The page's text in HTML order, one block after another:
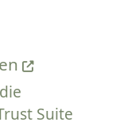
Suite